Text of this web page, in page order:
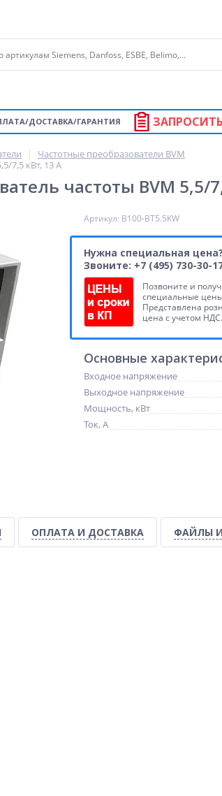
ДОСТАВКА/ГАРАНТИЯ
Частотные преобразователи BVM
7,5 кВт, 13 А
частоты BVM 5,5/
Артикул: B100-BT5.5KW
Нужна специальная цена?
Звоните: +7 (495) 730-30-
Позвоните и
специальные
Представлена
цена с учетом НДС.
Основные
Входное напряжение
Выходное напряжение
Мощность, кВт
Ток, А
ОПЛАТА И ДОСТАВКА ФАЙЛЫ